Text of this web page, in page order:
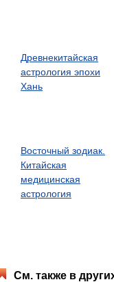
Древнекитайская
астрология эпохи
Хань
Восточный зодиак.
Китайская
медицинская
астрология
См. также в